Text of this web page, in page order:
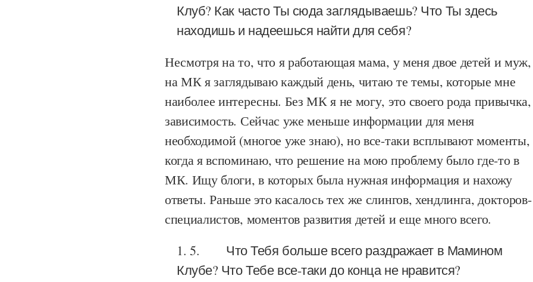
Клуб? Как часто Ты сюда заглядываешь? Что Ты здесь
находишь и надеешься найти для себя?
Несмотря на то, что я работающая мама, у меня двое детей и муж,
на МК я заглядываю каждый день, читаю те темы, которые мне
наиболее интересны. Без МК я не могу, это своего рода привычка,
зависимость. Сейчас уже меньше информации для меня
необходимой (многое уже знаю), но все-таки всплывают моменты,
когда я вспоминаю, что решение на мою проблему было где-то в
МК. Ищу блоги, в которых была нужная информация и нахожу
ответы. Раньше это касалось тех же слингов, хендлинга, докторов-
специалистов, моментов развития детей и еще много всего.
5. Что Тебя больше всего раздражает в Мамином
Клубе? Что Тебе все-таки до конца не нравится?